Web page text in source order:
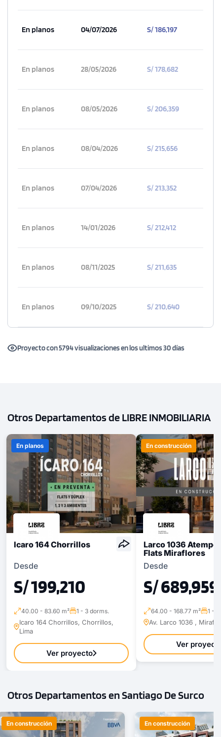
En planos 04/07/2026 S/ 186,197
En planos 28/05/2026 S/ 178,682
En planos 08/05/2026 S/ 206,359
En planos 08/04/2026 S/ 215,656
En planos 07/04/2026 S/ 213,352
En planos 14/01/2026 S/ 212,412
En planos 08/11/2025 S/ 211,635
En planos 09/10/2025 S/ 210,640
Proyecto con 5794 visualizaciones en los ultimos 30 días
Otros Departamentos de LIBRE INMOBILIARIA
En planos
Icaro 164 Chorrillos
Desde
S/ 199,210
40.00 - 83.60 m² 1 - 3 dorms.
Icaro 164 Chorrillos, Chorrillos,
Lima
Ver proyecto
En construcción
Larco 1036
Flats Miraflores
Desde
S/ 689,959
64.00 - 168.77 m² 1 -
Av. Larco 1036 ,
Ver
Otros Departamentos en Santiago De Surco
En construcción En construcción